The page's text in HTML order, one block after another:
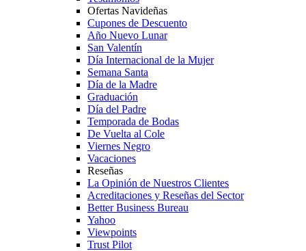
Ofertas Navideñas
Cupones de Descuento
Año Nuevo Lunar
San Valentín
Día Internacional de la Mujer
Semana Santa
Día de la Madre
Graduación
Día del Padre
Temporada de Bodas
De Vuelta al Cole
Viernes Negro
Vacaciones
Reseñas
La Opinión de Nuestros Clientes
Acreditaciones y Reseñas del Sector
Better Business Bureau
Yahoo
Viewpoints
Trust Pilot